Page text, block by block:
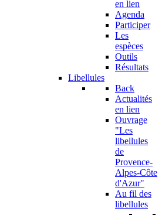
en lien
Agenda
Participer
Les
espèces
Outils
Résultats
Libellules
Back
Actualités
en lien
Ouvrage
"Les
libellules
de
Provence-
Alpes-Côte
d'Azur"
Au fil des
libellules